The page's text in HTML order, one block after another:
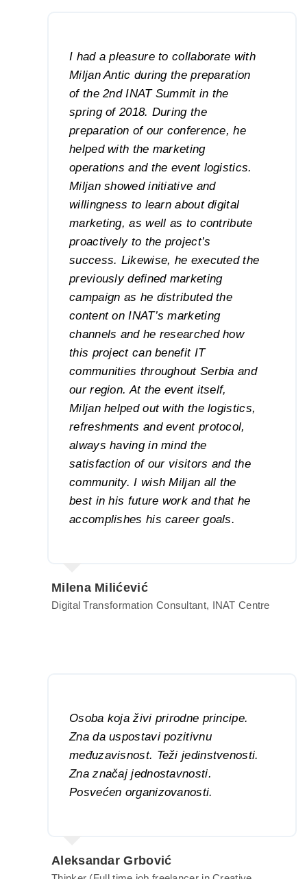
I had a pleasure to collaborate with
Miljan Antic during the preparation
of the 2nd INAT Summit in the
spring of 2018. During the
preparation of our conference, he
helped with the marketing
operations and the event logistics.
Miljan showed initiative and
willingness to learn about digital
marketing, as well as to contribute
proactively to the project’s
success. Likewise, he executed the
previously defined marketing
campaign as he distributed the
content on INAT’s marketing
channels and he researched how
this project can benefit IT
communities throughout Serbia and
our region. At the event itself,
Miljan helped out with the logistics,
refreshments and event protocol,
always having in mind the
satisfaction of our visitors and the
community. I wish Miljan all the
best in his future work and that he
accomplishes his career goals.
Milena Milićević
Digital Transformation Consultant, INAT Centre
Osoba koja živi prirodne principe.
Zna da uspostavi pozitivnu
međuzavisnost. Teži jedinstvenosti.
Zna značaj jednostavnosti.
Posvećen organizovanosti.
Aleksandar Grbović